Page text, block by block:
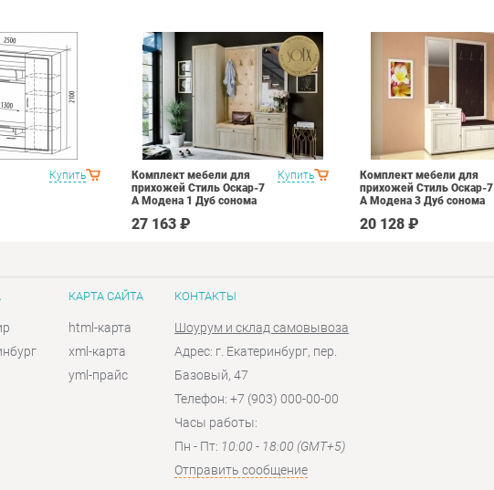
Купить Купить
Комплект мебели для
прихожей Стиль Оскар-7
А Модена 1 Дуб сонома
27 163 ₽
Комплект мебели для
прихожей Стиль Оскар-7
А Модена 3 Дуб сонома
20 128 ₽
КАРТА САЙТА
html-карта
xml-карта
yml-прайс
КОНТАКТЫ
Шоурум и склад самовывоза
Адрес: г. Екатеринбург, пер.
Базовый, 47
Телефон: +7 (903) 000-00-00
Часы работы:
Пн - Пт: 10:00 - 18:00 (GMT+5)
Отправить сообщение